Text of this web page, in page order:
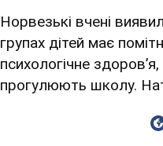
Норвезькі вчені
групах дітей має
психологічне
прогулюють школу.